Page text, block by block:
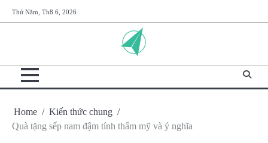
to
Thứ Năm, Th8 6, 2026
Home
Kiến thức chung
Quà tặng sếp nam đậm tính thẩm mỹ và ý nghĩa